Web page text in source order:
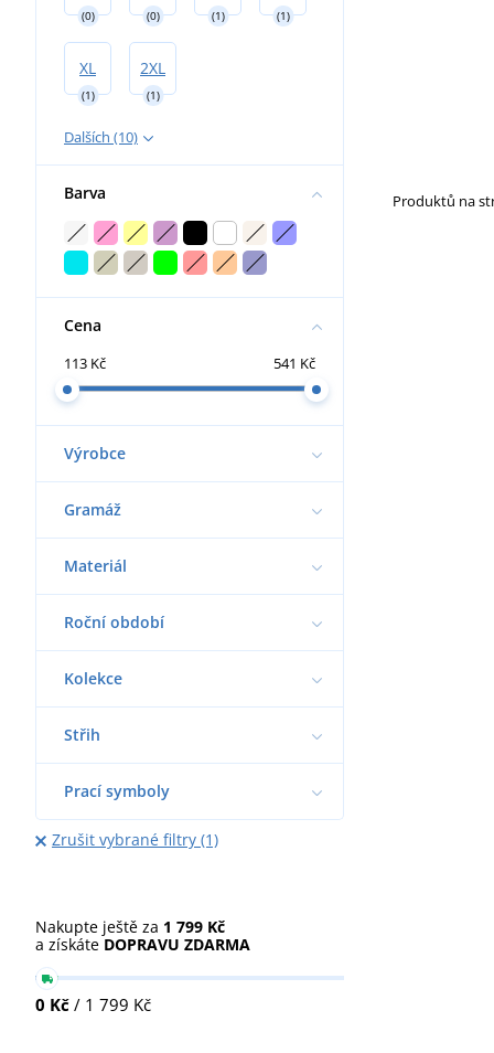
(0) (0) (1) (1)
XL
(1)
2XL
(1)
Dalších (10)
Barva
Cena
113 Kč 541 Kč
Výrobce
Gramáž
Materiál
Roční období
Kolekce
Střih
Prací symboly
Zrušit vybrané filtry (1)
Nakupte ještě za 1 799 Kč
a získáte DOPRAVU ZDARMA
0 Kč / 1 799 Kč
Produktů na